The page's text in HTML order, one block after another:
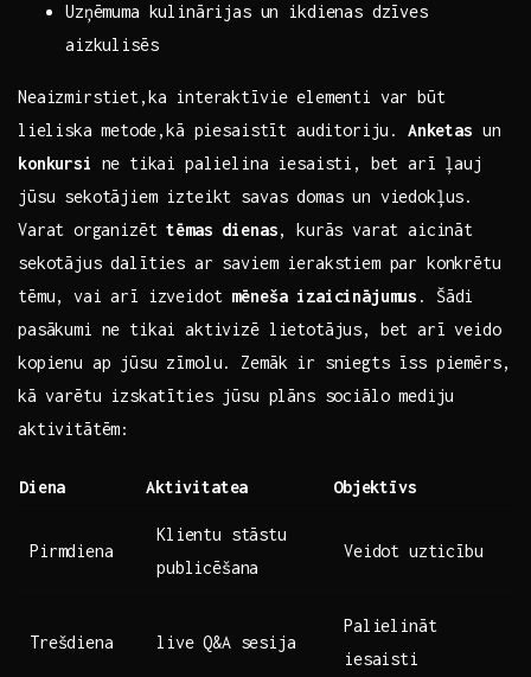
Uzņēmuma kulinārijas un ikdienas dzīves
aizkulisēs
Neaizmirstiet,ka interaktīvie ​elementi var būt
⁤lieliska ⁤metode,kā piesaistīt auditoriju. Anketas un
konkursi ne⁣ tikai palielina iesaisti, bet arī ļauj
jūsu sekotājiem izteikt savas domas un viedokļus.
Varat ⁤organizēttēmas dienas, kurās varat‌ aicināt
sekotājus dalīties ar saviem ierakstiem par konkrētu
tēmu, vai arī izveidot mēneša izaicinājumus . Šādi
pasākumi ne tikai aktivizē lietotājus, bet arī veido
kopienu ap jūsu zīmolu. Zemāk ir sniegts īss piemērs,
⁢kā varētu izskatīties jūsu plāns sociālo mediju
aktivitātēm:
Diena Aktivitatea Objektīvs
Pirmdiena
Klientu stāstu
publicēšana
Veidot uzticību
Trešdiena live Q&A sesija
Palielināt
iesaisti